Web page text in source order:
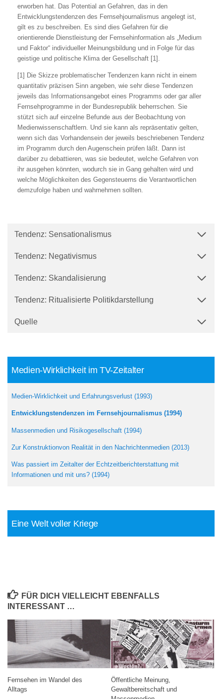
erworben hat. Das Potential an Gefahren, das in den
Entwicklungstendenzen des Fernsehjournalismus angelegt ist,
gilt es zu beschreiben. Es sind dies Gefahren für die
orientierende Dienstleistung der Fernsehinformation als „Medium
und Faktor“ individueller Meinungsbildung und in Folge für das
geistige und politische Klima der Gesellschaft [1].
[1] Die Skizze problematischer Tendenzen kann nicht in einem
quantitativ präzisen Sinn angeben, wie sehr diese Tendenzen
jeweils das Informationsangebot eines Programms oder gar aller
Fernsehprogramme in der Bundesrepublik beherrschen. Sie
stützt sich auf einzelne Befunde aus der Beobachtung von
Medienwissenschaftlern. Und sie kann als repräsentativ gelten,
wenn sich das Vorhandensein der jeweils beschriebenen Tendenz
im Programm durch den Augenschein prüfen läßt. Dann ist
darüber zu debattieren, was sie bedeutet, welche Gefahren von
ihr ausgehen könnten, wodurch sie in Gang gehalten wird und
welche Möglichkeiten des Gegensteuerns die Verantwortlichen
demzufolge haben und wahrnehmen sollten.
Tendenz: Sensationalismus
Tendenz: Negativismus
Tendenz: Skandalisierung
Tendenz: Ritualisierte Politikdarstellung
Quelle
Medien-Wirklichkeit im TV-Zeitalter
Medien-Wirklichkeit und Erfahrungsverlust (1993)
Entwicklungstendenzen im Fernsehjournalismus (1994)
Massenmedien und Risikogesellschaft (1994)
Zur Konstruktionvon Realität in den Nachrichtenmedien (2013)
Was passiert im Zeitalter der Echtzeitberichterstattung mit
Informationen und mit uns? (1994)
Eine Welt voller Kriege
FÜR DICH VIELLEICHT EBENFALLS
INTERESSANT …
Fernsehen im Wandel des
Alltags
Öffentliche Meinung,
Gewaltbereitschaft und